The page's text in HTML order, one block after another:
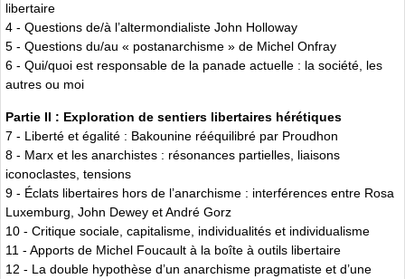
libertaire
4 - Questions de/à l’altermondialiste John Holloway
5 - Questions du/au « postanarchisme » de Michel Onfray
6 - Qui/quoi est responsable de la panade actuelle : la société, les
autres ou moi
Partie II : Exploration de sentiers libertaires hérétiques
7 - Liberté et égalité : Bakounine rééquilibré par Proudhon
8 - Marx et les anarchistes : résonances partielles, liaisons
iconoclastes, tensions
9 - Éclats libertaires hors de l’anarchisme : interférences entre Rosa
Luxemburg, John Dewey et André Gorz
10 - Critique sociale, capitalisme, individualités et individualisme
11 - Apports de Michel Foucault à la boîte à outils libertaire
12 - La double hypothèse d’un anarchisme pragmatiste et d’une